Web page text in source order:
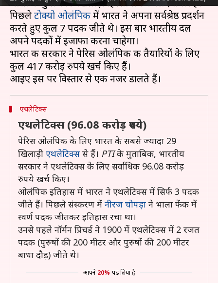
भारत के कुल 117 खिलाड़ी हिस्सा लेने के लिए तैयार हैं।
पिछलेटोक्यो ओलंपिकमें भारत ने अपना सर्वश्रेष्ठ प्रदर्शन
करते हुए कुल 7 पदक जीते थे। इस बार भारतीय दल
अपने पदकों में इजाफा करना चाहेगा।
भारत की सरकार ने पेरिस ओलंपिक की तैयारियों के लिए
कुल 417 करोड़ रुपये खर्च किए हैं।
एथलेटिक्स
एथलेटिक्स (96.08 करोड़ रुपये)
पेरिस ओलंपिक के लिए भारत के सबसे ज्यादा 29
खिलाड़ी एथलेटिक्ससे हैं। PTIके मुताबिक, भारतीय
सरकार ने एथलेटिक्स के लिए सर्वाधिक 96.08 करोड़
रुपये खर्च किए।
ओलंपिक इतिहास में भारत ने एथलेटिक्स में सिर्फ 3 पदक
जीते हैं। पिछले संस्करण में नीरज चोपड़ा ने भाला फेंक में
स्वर्ण पदक जीतकर इतिहास रचा था।
उनसे पहले नॉर्मन प्रिचर्ड ने 1900 में एथलेटिक्स में 2 रजत
पदक (पुरुषों की 200 मीटर और पुरुषों की 200 मीटर
बाधा दौड़) जीते थे।
आपने 20% पढ़ लिया है